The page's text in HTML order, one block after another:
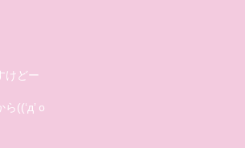
けどー
((‘д’ｏ